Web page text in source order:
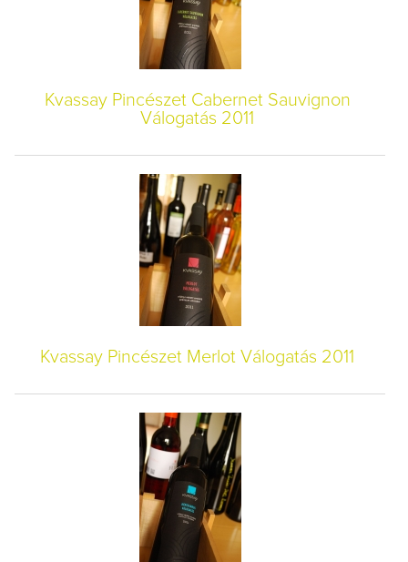
Kvassay Pincészet Cabernet Sauvignon
Válogatás 2011
Kvassay Pincészet Merlot Válogatás 2011